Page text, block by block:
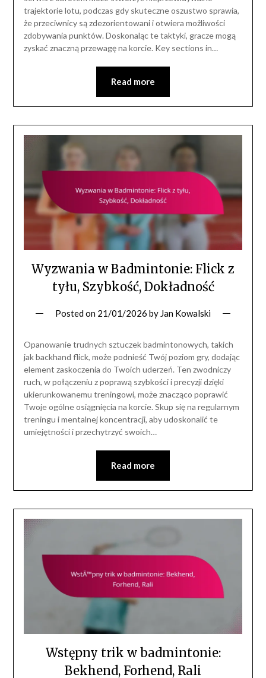
trajektorie lotu, podczas gdy skuteczne oszustwo sprawia,
że przeciwnicy są zdezorientowani i otwiera możliwości
zdobywania punktów. Doskonaląc te taktyki, gracze mogą
zyskać znaczną przewagę na korcie. Key sections in…
Read more
Wyzwania w Badmintonie: Flick z
tyłu, Szybkość, Dokładność
Posted on 21/01/2026 by Jan Kowalski
Opanowanie trudnych sztuczek badmintonowych, takich
jak backhand flick, może podnieść Twój poziom gry, dodając
element zaskoczenia do Twoich uderzeń. Ten zwodniczy
ruch, w połączeniu z poprawą szybkości i precyzji dzięki
ukierunkowanemu treningowi, może znacząco poprawić
Twoje ogólne osiągnięcia na korcie. Skup się na regularnym
treningu i mentalnej koncentracji, aby udoskonalić te
umiejętności i przechytrzyć swoich…
Read more
Wstępny trik w badmintonie:
Bekhend, Forhend, Rali